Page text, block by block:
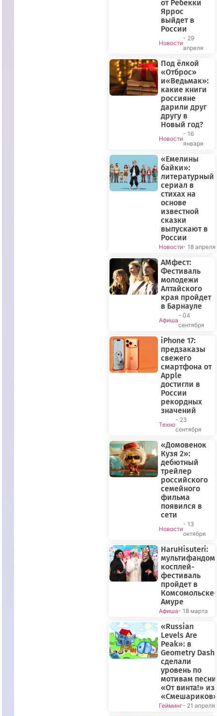
ПРЯМОЙ
ЭФИР
от Ребекки
Яррос
выйдет в
России
Новости
- 29
апреля
Под ёлкой
«Отброс»
и«Ведьмак»:
какие книги
россияне
дарили друг
другу в
Новый год?
Новости
- 16
января
«Емелины
байки»:
литературный
сериал в
стихах на
основе
известной
сказки
выпускают в
России
Новости- 18 апреля
АМфест:
Фестиваль
молодежи
Алтайского
края пройдет
в Барнауле
Афиша
- 04
сентября
iPhone 17:
предзаказы
свежего
смартфона от
Apple
достигли в
России
рекордных
значений
Техно
- 23
сентября
«Домовенок
Кузя 2»:
дебютный
трейлер
российского
семейного
фильма
появился в
сети
Новости
- 13
октября
HaruHisuteri:
косплей-
фестиваль
пройдет в
Амуре
Афиша- 18 марта
«Russian
Levels Are
Peak»: в
Geometry Dash
сделали
уровень по
мотивам песни
«От винта!» из
Гейминг- 21 апреля